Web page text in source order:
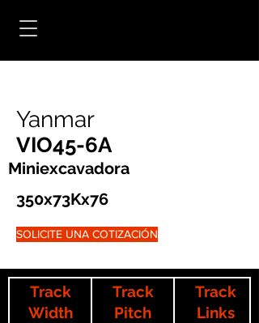
Yanmar
VIO45-6A
Miniexcavadora
350x73Kx76
SOLICITE UNA COTIZACIÓN
Track
Width
Track
Pitch
Track
Links